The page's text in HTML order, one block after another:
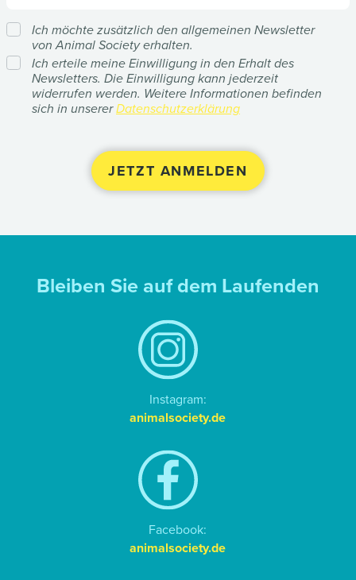
Ich möchte zusätzlich den allgemeinen Newsletter
von Animal Society erhalten.
Ich erteile meine Einwilligung in den Erhalt des
Newsletters. Die Einwilligung kann jederzeit
widerrufen werden. Weitere Informationen befinden
sich in unsererDatenschutzerklärung
Bleiben Sie auf dem Laufenden
Instagram:
animalsociety.de
Facebook:
animalsociety.de